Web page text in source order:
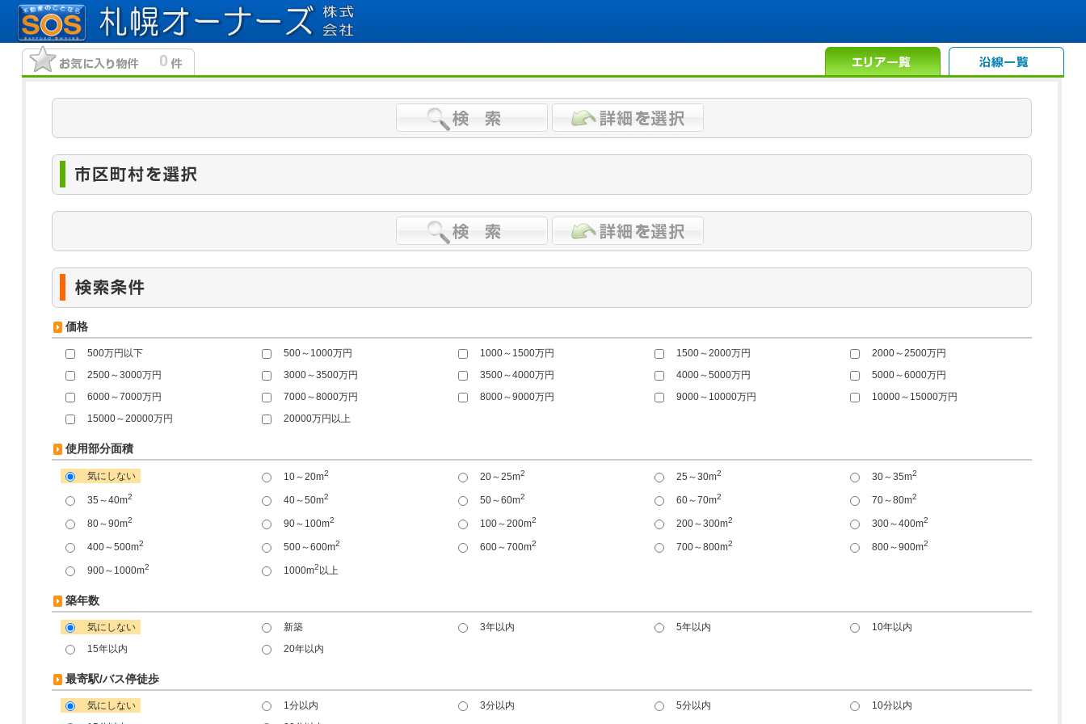
0
価格
500万円以下 500～1000万円 1000～1500万円 1500～2000万円
2000～2500万円
2500～3000万円
3000～3500万円 3500～4000万円 4000～5000万円
5000～6000万円
6000～7000万円
7000～8000万円 8000～9000万円 9000～10000万円
10000～15000万円
15000～20000万円
20000万円以上
使用部分面積
気にしない 10～20m2 20～25m2 25～30m2 30～35m2
35～40m2 40～50m2 50～60m2 60～70m2 70～80m2
80～90m2 90～100m2 100～200m2 200～300m2 300～400m2
400～500m2 500～600m2 600～700m2 700～800m2 800～900m2
900～1000m2 1000m2 以上
築年数
気にしない 新築 3年以内 5年以内
10年以内
15年以内
20年以内
最寄駅/バス停徒歩
気にしない 1分以内 3分以内 5分以内
10分以内